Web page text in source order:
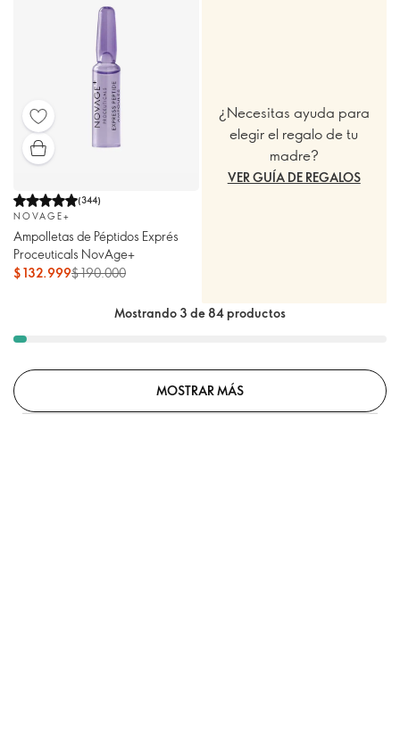
(344)
NOVAGE+
Ampolletas de Péptidos Exprés
Proceuticals NovAge+
$ 132.999$ 190.000
¿Necesitas ayuda para
elegir el regalo de tu
madre?
VER GUÍA DE REGALOS
Mostrando 3 de 84 productos
MOSTRAR MÁS